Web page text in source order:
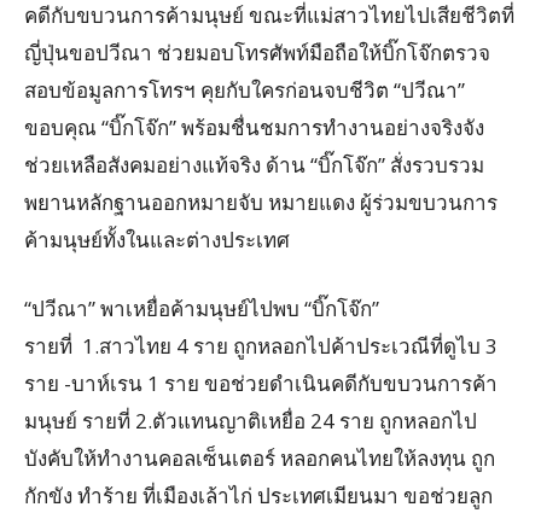
คดีกับขบวนการค้ามนุษย์ ขณะที่แม่สาวไทยไปเสียชีวิตที่
ญี่ปุ่นขอปวีณา ช่วยมอบโทรศัพท์มือถือให้บิ๊กโจ๊กตรวจ
สอบข้อมูลการโทรฯ คุยกับใครก่อนจบชีวิต “ปวีณา”
ขอบคุณ “บิ๊กโจ๊ก” พร้อมชื่นชมการทำงานอย่างจริงจัง
ช่วยเหลือสังคมอย่างแท้จริง ด้าน “บิ๊กโจ๊ก” สั่งรวบรวม
พยานหลักฐานออกหมายจับ หมายแดง ผู้ร่วมขบวนการ
ค้ามนุษย์ทั้งในและต่างประเทศ
“ปวีณา” พาเหยื่อค้ามนุษย์ไปพบ “บิ๊กโจ๊ก”
รายที่ 1.สาวไทย 4 ราย ถูกหลอกไปค้าประเวณีที่ดูไบ 3
ราย -บาห์เรน 1 ราย ขอช่วยดำเนินคดีกับขบวนการค้า
มนุษย์ รายที่ 2.ตัวแทนญาติเหยื่อ 24 ราย ถูกหลอกไป
บังคับให้ทำงานคอลเซ็นเตอร์ หลอกคนไทยให้ลงทุน ถูก
กักขัง ทำร้าย ที่เมืองเล้าไก่ ประเทศเมียนมา ขอช่วยลูก